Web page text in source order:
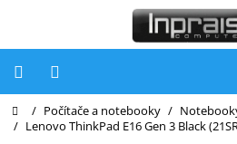
Počítače
Domů
/ Počítače a notebooky /
/ Lenovo ThinkPad E16 Gen 3 Black